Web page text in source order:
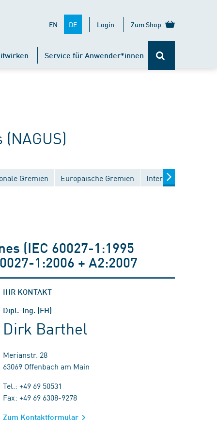
EN DE Login Zum Shop
Service für Anwender*innen
Gremien Europäische Gremien Internationale
(IEC 60027-1:1995
1:2006 + A2:2007
IHR KONTAKT
Dipl.-Ing. (FH)
Dirk Barthel
Merianstr. 28
63069 Offenbach am Main
Tel.: +49 69 50531
Fax: +49 69 6308-9278
Zum Kontaktformular